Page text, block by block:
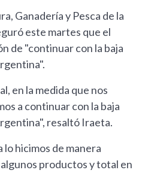
Ganadería y Pesca de la
este martes que el
de "continuar con la baja
en la medida que nos
a continuar con la baja
resaltó Iraeta.
hicimos de manera
productos y total en